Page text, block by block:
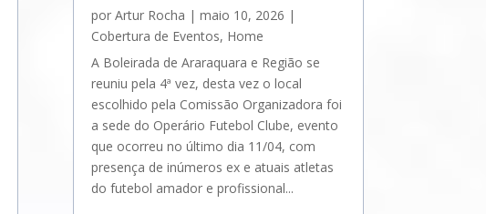
por Artur Rocha | maio 10, 2026 |
Cobertura de Eventos, Home
A Boleirada de Araraquara e Região se
reuniu pela 4ª vez, desta vez o local
escolhido pela Comissão Organizadora foi
a sede do Operário Futebol Clube, evento
que ocorreu no último dia 11/04, com
presença de inúmeros ex e atuais atletas
do futebol amador e profissional...